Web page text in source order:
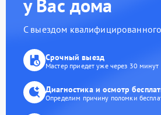
у Вас дома
С выездом
Срочный выезд
Мастер приедет уже через 30 минут
Диагностика и осмотр
Определим причину поломки